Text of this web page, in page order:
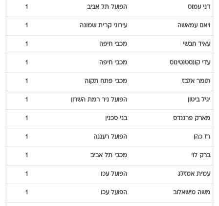
דני עמוס הפועל תל אביב 1
ויאם עמאשה עירוני קרית שמונה 1
עאיד חבשי מכבי חיפה 1
עדי קונסטנטינוס מכבי חיפה 1
תומר אלבז מכבי פתח תקוה 1
יגיל ביטון הפועל ניר רמת השרון 1
מארק פרננדס בני סכנין 1
רז כהן הפועל רעננה 1
ברק לוי מכבי תל אביב 1
עמית אמזלג הפועל עכו 1
משה מישאלוב הפועל עכו 1